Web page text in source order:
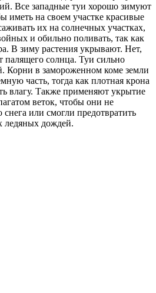
Все западные туи хорошо зимуют
иметь на своем участке красивые
их на солнечных участках,
и обильно поливать, так как
В зиму растения укрывают. Нет,
палящего солнца. Туи сильно
Корни в замороженном коме земли
часть, тогда как плотная крона
влагу. Также применяют укрытие
веток, чтобы они не
или смогли предотвратить
ледяных дождей.